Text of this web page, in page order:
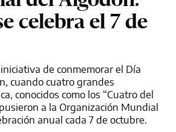
celebra el 7 de
de conmemorar el Día
cuando cuatro grandes
conocidos como los “Cuatro del
a la Organización Mundial
anual cada 7 de octubre.